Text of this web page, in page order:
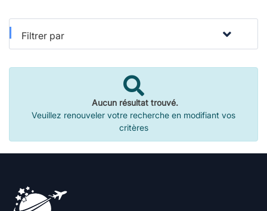
Filtrer par
Aucun résultat trouvé.
Veuillez renouveler votre recherche en modifiant vos
critères